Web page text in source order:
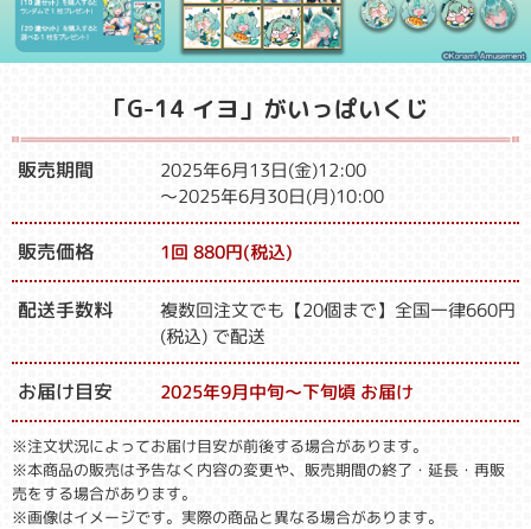
「G-14 イヨ」がいっぱいくじ​​​
販売期間 2025年6月13日(金)12:00
～2025年6月30日(月)10:00
販売価格 1回 880円(税込)
配送手数料 複数回注文でも【20個まで】全国一律660円
(税込) で配送
お届け目安 2025年9月中旬～下旬頃 お届け
※注文状況によってお届け目安が前後する場合があります。
※本商品の販売は予告なく内容の変更や、販売期間の終了・延長・再販
売をする場合があります。
※画像はイメージです。実際の商品と異なる場合があります。